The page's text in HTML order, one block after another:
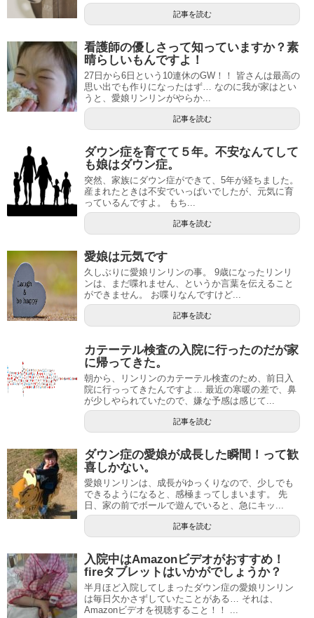
記事を読む
看護師の優しさって知っていますか？素
晴らしいもんですよ！
27日から6日という10連休のGW！！ 皆さんは最高の
思い出でも作りになったはず… なのに我が家はとい
うと、愛娘リンリンがやらか...
記事を読む
ダウン症を育てて５年。不安なんてして
も娘はダウン症。
突然、家族にダウン症ができて、5年が経ちました。
産まれたときは不安でいっぱいでしたが、元気に育
っているんですよ。 もち...
記事を読む
愛娘は元気です
久しぶりに愛娘リンリンの事。 9歳になったリンリ
ンは、まだ喋れません、というか言葉を伝えること
ができません。 お喋りなんですけど...
記事を読む
カテーテル検査の入院に行ったのだが家
に帰ってきた。
朝から、リンリンのカテーテル検査のため、前日入
院に行っってきたんですよ… 最近の寒暖の差で、鼻
が少しやられていたので、嫌な予感は感じて...
記事を読む
ダウン症の愛娘が成長した瞬間！って歓
喜しかない。
愛娘リンリンは、成長がゆっくりなので、少しでも
できるようになると、感極まってしまいます。 先
日、家の前でボールで遊んでいると、急にキッ...
記事を読む
入院中はAmazonビデオがおすすめ！
fireタブレットはいかがでしょうか？
半月ほど入院してしまったダウン症の愛娘リンリン
は毎日欠かさずしていたことがある… それは、
Amazonビデオを視聴すること！！ ...